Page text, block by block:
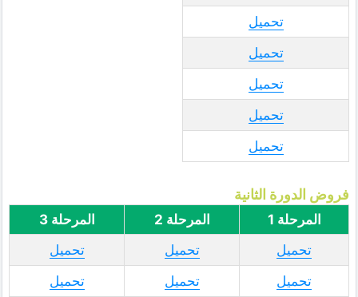
تحميل
تحميل
تحميل
تحميل
تحميل
فروض الدورة الثانية
المرحلة 1 المرحلة 2
المرحلة 3
تحميل
تحميل
تحميل
تحميل
تحميل
تحميل